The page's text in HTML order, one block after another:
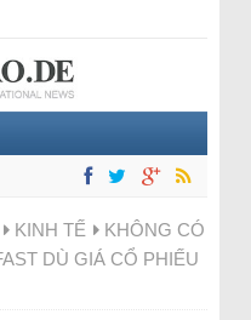
KINH TẾ
KHÔNG CÓ
DÙ GIÁ CỔ PHIẾU